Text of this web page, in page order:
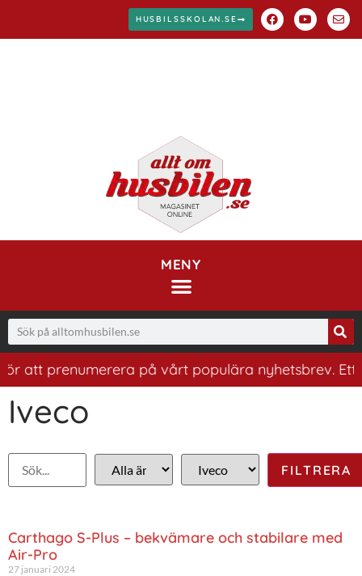
HUSBILSSKOLAN.SE
MENY
att prenumerera på vårt populära nyhetsbrev. Ett
Iveco
Carthago S-Plus – bekvämare och stabilare med
Air-Pro
27 januari 2024